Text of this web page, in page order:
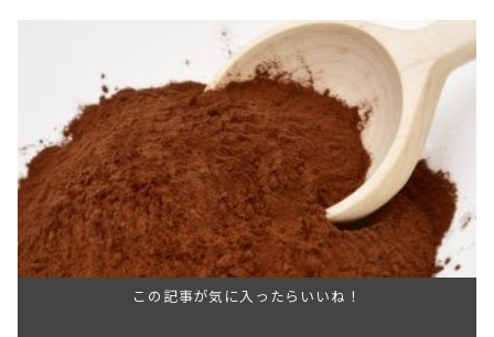
この記事が気に入ったらいいね！